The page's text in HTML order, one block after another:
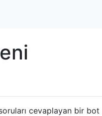
cevaplayan bir bot